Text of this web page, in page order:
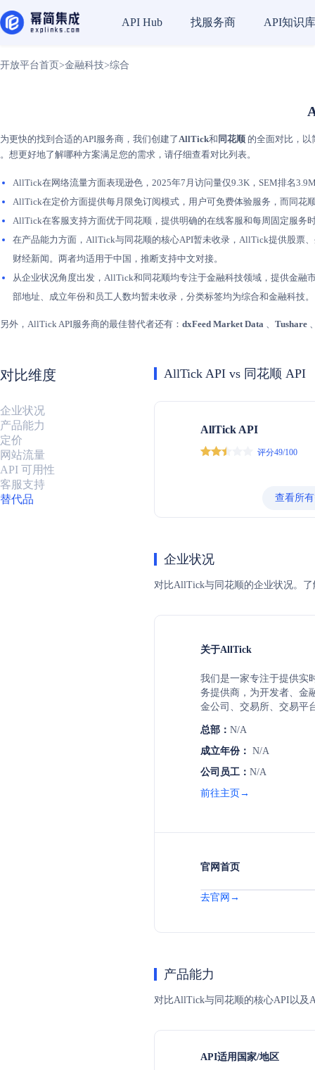
API Hub 找服务商 API知识库
开放平台首页 >金融科技>综合
为更快的找到合适的API服务商，我们创建了AllTick和 同花顺 的全面对比，
。想更好地了解哪种方案满足您的需求，请仔细查看对比列表。
AllTick在网络流量方面表现逊色，2025年7月访问量仅9.3K，SEM排名
AllTick在定价方面提供每月限免订阅模式，用户可免费体验服务，而同
AllTick在客服支持方面优于同花顺，提供明确的在线客服和每周固定服务
在产品能力方面，AllTick与同花顺的核心API暂未收录，AllTick提供股票
财经新闻。两者均适用于中国，推断支持中文对接。
从企业状况角度出发，AllTick和同花顺均专注于金融科技领域，提供金
部地址、成立年份和员工人数均暂未收录，分类标签均为综合和金融科技。
另外，AllTick API服务商的最佳替代者还有： dxFeed Market Data 、 Tushare
对比维度
企业状况
产品能力
定价
网站流量
API 可用性
客服支持
替代品
AllTick API vs 同花顺 API
AllTick API
评分49/100
查看所
企业状况
对比AllTick与同花顺的企业状况。
关于AllTick
我们是一家专注于提供实
务提供商，为开发者、金
金公司、交易所、交易平
了外汇、股票、加密货币
提供全方位的市场行情数
在金融市场上做出更明智
工具还是进行市场分析，
总部： N/A
成立年份： N/A
公司员工： N/A
前往主页→
官网首页
去官网→
产品能力
对比AllTick与同花顺的核心API以及
API适用国家/地区